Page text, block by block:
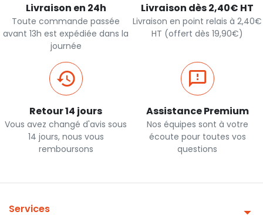
Livraison en 24h
Toute commande passée
avant 13h est expédiée dans la
journée
Livraison dès 2,40€ HT
Livraison en point relais à 2,40€
HT (offert dès 19,90€)
Retour 14 jours
Vous avez changé d'avis sous
14 jours, nous vous
remboursons
Assistance Premium
Nos équipes sont à votre
écoute pour toutes vos
questions
Services